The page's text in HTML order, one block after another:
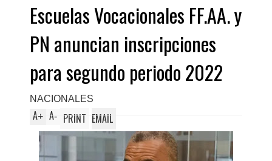
Escuelas Vocacionales FF.AA. y
PN anuncian inscripciones
para segundo periodo 2022
NACIONALES
A+ A- PRINT EMAIL